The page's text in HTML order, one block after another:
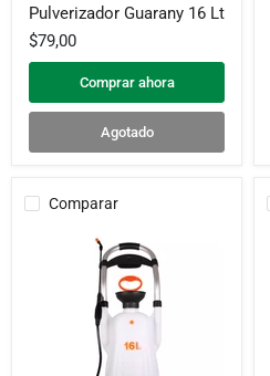
Guarany
16
Lt
Pulverizador Guarany 16 Lt
$79,00
Comprar ahora
Agotado
Comparar